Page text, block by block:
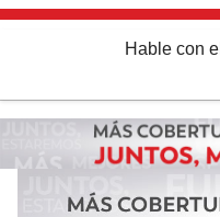
Hable con el